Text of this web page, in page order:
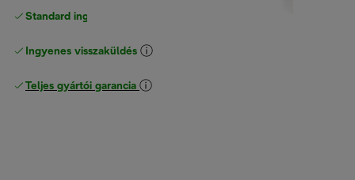
Standard ingyenes kiszállítás
Ingyenes visszaküldés
Teljes gyártói garancia